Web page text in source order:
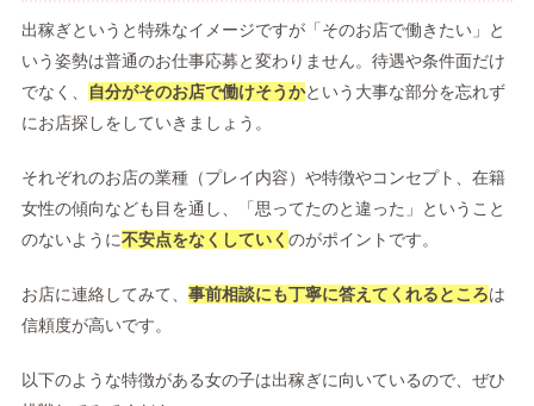
出稼ぎというと特殊なイメージですが「そのお店で働きたい」と
いう姿勢は普通のお仕事応募と変わりません。待遇や条件面だけ
でなく、
自分がそのお店で働けそうかという大事な部分を忘れず
にお店探しをしていきましょう。
それぞれのお店の業種（プレイ内容）や特徴やコンセプト、在籍
女性の傾向なども目を通し、「思ってたのと違った」ということ
のないように不安点をなくしていく のがポイントです。
お店に連絡してみて、 事前相談にも丁寧に答えてくれるところは
信頼度が高いです。
以下のような特徴がある女の子は出稼ぎに向いているので、ぜひ